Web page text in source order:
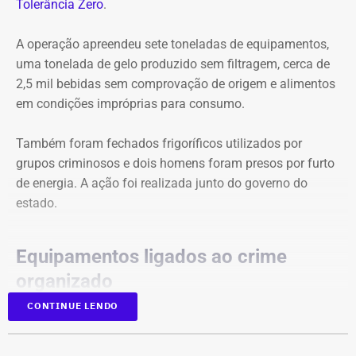
A indicação legislativa, porém, não altera a legislação
servidores públicos, a mudança depende do envio de um
projeto de lei pelo governador Ricardo Couto à Alerj, onde
a proposta ainda precisaria ser discutida e aprovada
pelos deputados antes de uma eventual sanção.
Tolerância Zero.
A operação apreendeu sete toneladas de equipamentos,
uma tonelada de gelo produzido sem filtragem, cerca de
2,5 mil bebidas sem comprovação de origem e alimentos
em condições impróprias para consumo.
Também foram fechados frigoríficos utilizados por
grupos criminosos e dois homens foram presos por furto
de energia. A ação foi realizada junto do governo do
estado.
Equipamentos ligados ao crime
organizado
Segundo a prefeitura, os equipamentos apreendidos
CONTINUE LENDO